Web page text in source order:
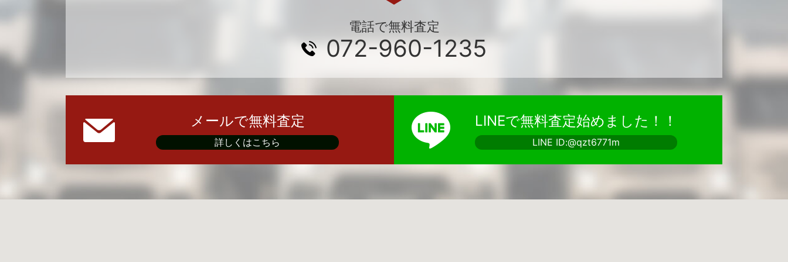
電話で無料査定
072-960-1235
メールで無料査定
詳しくはこちら
LINEで無料査定始めました！！
LINE ID:@qzt6771m